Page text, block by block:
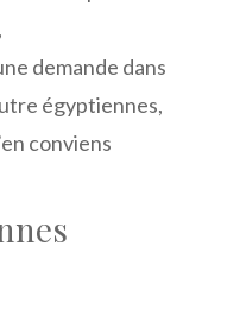
demande dans
égyptiennes,
conviens